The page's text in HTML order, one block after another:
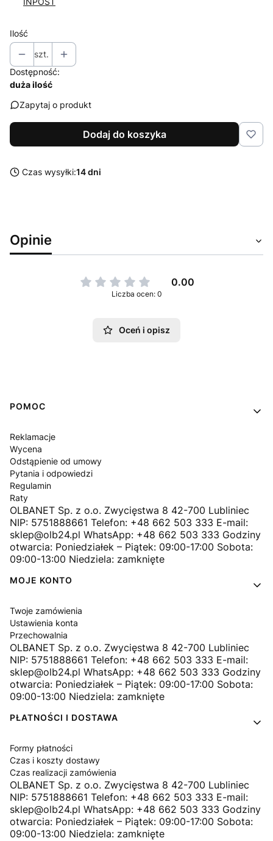
Ilość
szt.
Dostępność:
duża ilość
Zapytaj o produkt
Dodaj do koszyka
Czas wysyłki:14 dni
Opinie
0.00
Liczba ocen: 0
Oceń i opisz
Linki w stopce
POMOC
Reklamacje
Wycena
Odstąpienie od umowy
Pytania i odpowiedzi
Regulamin
Raty
OLBANET Sp. z o.o. Zwycięstwa 8 42-700 Lubliniec
NIP: 5751888661 Telefon: +48 662 503 333 E-mail:
sklep@olb24.pl WhatsApp: +48 662 503 333 Godziny
otwarcia: Poniedziałek – Piątek: 09:00-17:00 Sobota:
09:00-13:00 Niedziela: zamknięte
MOJE KONTO
Twoje zamówienia
Ustawienia konta
Przechowalnia
OLBANET Sp. z o.o. Zwycięstwa 8 42-700 Lubliniec
NIP: 5751888661 Telefon: +48 662 503 333 E-mail:
sklep@olb24.pl WhatsApp: +48 662 503 333 Godziny
otwarcia: Poniedziałek – Piątek: 09:00-17:00 Sobota:
09:00-13:00 Niedziela: zamknięte
PŁATNOŚCI I DOSTAWA
Formy płatności
Czas i koszty dostawy
Czas realizacji zamówienia
OLBANET Sp. z o.o. Zwycięstwa 8 42-700 Lubliniec
NIP: 5751888661 Telefon: +48 662 503 333 E-mail:
sklep@olb24.pl WhatsApp: +48 662 503 333 Godziny
otwarcia: Poniedziałek – Piątek: 09:00-17:00 Sobota:
09:00-13:00 Niedziela: zamknięte